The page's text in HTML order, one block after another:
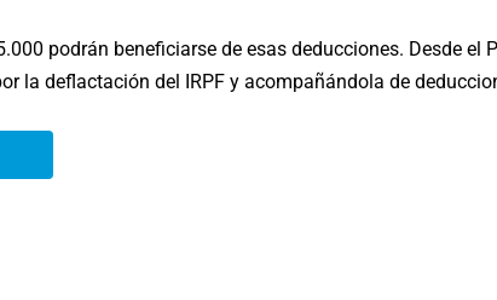
podrán beneficiarse de esas deducciones. Desde el
la deflactación del IRPF y acompañándola de